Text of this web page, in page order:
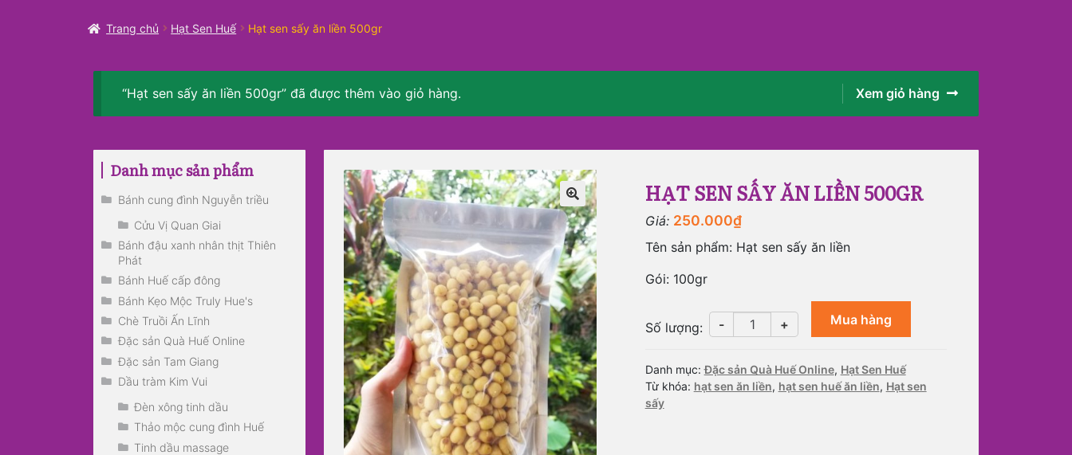
Trang chủ Hạt Sen Huế Hạt sen sấy ăn liền 500gr
Xem giỏ hàng
“Hạt sen sấy ăn liền 500gr” đã được thêm vào giỏ hàng.
🔍
HẠT SEN SẤY ĂN LIỀN 500GR
Giá: 250.000₫
Tên sản phẩm: Hạt sen sấy ăn liền
Gói: 100gr
Số lượng: -
Hạt
sen
ăn
liền
+ Mua hàng
Danh mục:Đặc sản Quà Huế Online, Hạt Sen Huế
Từ khóa: hạt sen ăn liền, hạt sen huế ăn liền, Hạt sen
sấy
Danh mục sản phẩm
Bánh cung đình Nguyễn triều
Cửu Vị Quan Giai
Bánh đậu xanh nhân thịt Thiên
Phát
Bánh Huế cấp đông
Bánh Kẹo Mộc Truly Hue's
Chè Truồi Ấn Lĩnh
Đặc sản Quà Huế Online
Đặc sản Tam Giang
Dầu tràm Kim Vui
Đèn xông tinh dầu
Thảo mộc cung đình Huế
Tinh dầu massage